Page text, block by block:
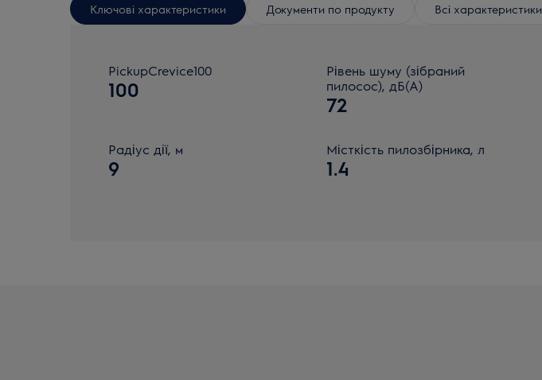
Ключові характеристики Документи по продукту Всі характеристики
PickupCrevice100
100
Рівень шуму (зібраний
пилосос), дБ(А)
72
Радіус дії, м
9
Місткість пилозбірника, л
1.4